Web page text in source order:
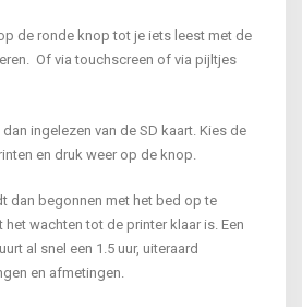
de ronde knop tot je iets leest met de
Of via touchscreen of via pijltjes
ingelezen van de SD kaart. Kies de
en druk weer op de knop.
dan begonnen met het bed op te
het wachten tot de printer klaar is. Een
al snel een 1.5 uur, uiteraard
en afmetingen.